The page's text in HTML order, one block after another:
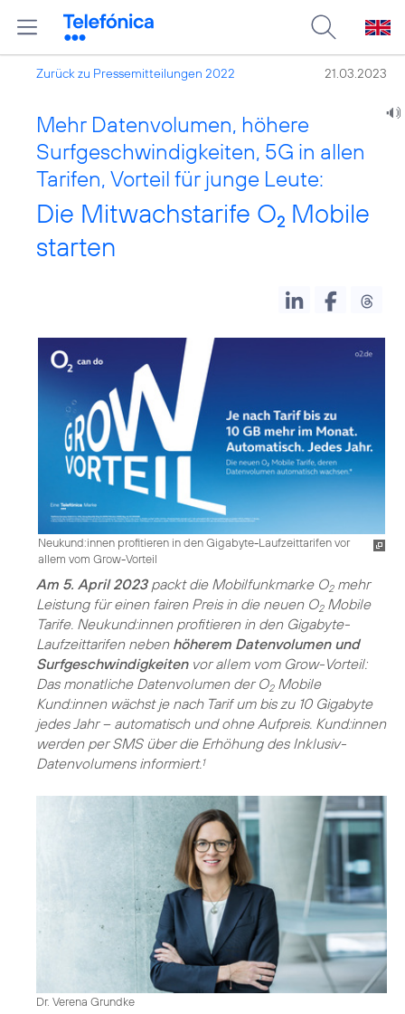
Zurück zu Pressemitteilungen 2022 21.03.2023
Mehr Datenvolumen, höhere
Surfgeschwindigkeiten, 5G in allen
Tarifen, Vorteil für junge Leute:
Die Mitwachstarife O2 Mobile
starten
Neukund:innen profitieren in den Gigabyte-Laufzeittarifen vor
allem vom Grow-Vorteil
Am 5. April 2023packt die Mobilfunkmarke O2mehr
Leistung für einen fairen Preis in die neuen O2Mobile
Tarife. Neukund:innen profitieren in den Gigabyte-
Laufzeittarifen neben höherem Datenvolumen und
Surfgeschwindigkeitenvor allem vom Grow-Vorteil:
Das monatliche Datenvolumen der O2Mobile
Kund:innen wächst je nach Tarif um bis zu 10 Gigabyte
jedes Jahr – automatisch und ohne Aufpreis. Kund:innen
werden per SMS über die Erhöhung des Inklusiv-
Datenvolumens informiert. 1
Dr. Verena Grundke